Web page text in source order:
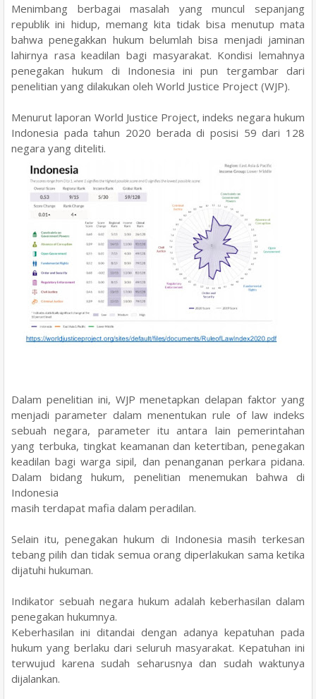
Menimbang berbagai masalah yang muncul sepanjang
republik ini hidup, memang kita tidak bisa menutup mata
bahwa penegakkan hukum belumlah bisa menjadi jaminan
lahirnya rasakeadilan bagi masyarakat. Kondisi lemahnya
penegakan hukum di Indonesia ini pun tergambar dari
penelitian yang dilakukan oleh World Justice Project (WJP).
Menurut laporan World Justice Project, indeks negara hukum
Indonesia pada tahun 2020 berada di posisi 59 dari 128
negara yang diteliti.
Dalam penelitian ini, WJP menetapkan delapan faktor yang
menjadi parameter dalam menentukan rule of law indeks
sebuah negara, parameter itu antara lain pemerintahan
yang terbuka, tingkat keamanan dan ketertiban, penegakan
keadilan bagi warga sipil, dan penanganan perkara pidana.
Dalam bidang hukum, penelitian menemukan bahwa di
Indonesia
masih terdapat mafia dalam peradilan.
Selain itu, penegakan hukum di Indonesia masih terkesan
tebang pilih dan tidak semua orang diperlakukan sama ketika
dijatuhi hukuman.
Indikator sebuah negara hukum adalah keberhasilan dalam
penegakan hukumnya.
Keberhasilan ini ditandai dengan adanya kepatuhan pada
hukum yang berlaku dari seluruh masyarakat. Kepatuhan ini
terwujud karena sudah seharusnya dan sudah waktunya
dijalankan.